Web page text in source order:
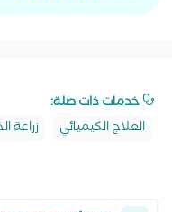
خدمات ذات صلة:
العلاج الكيميائي
زراعة